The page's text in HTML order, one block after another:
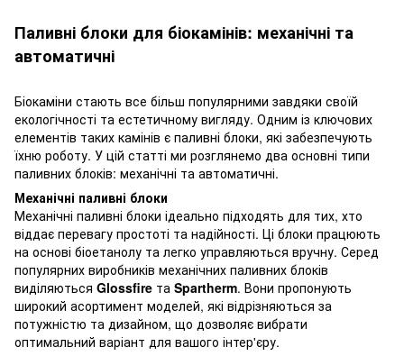
Паливні блоки для біокамінів: механічні та
автоматичні
Біокаміни стають все більш популярними завдяки своїй
екологічності та естетичному вигляду. Одним із ключових
елементів таких камінів є паливні блоки, які забезпечують
їхню роботу. У цій статті ми розглянемо два основні типи
паливних блоків: механічні та автоматичні.
Механічні паливні блоки
Механічні паливні блоки ідеально підходять для тих, хто
віддає перевагу простоті та надійності. Ці блоки працюють
на основі біоетанолу та легко управляються вручну. Серед
популярних виробників механічних паливних блоків
виділяються Glossfire та Spartherm. Вони пропонують
широкий асортимент моделей, які відрізняються за
потужністю та дизайном, що дозволяє вибрати
оптимальний варіант для вашого інтер'єру.